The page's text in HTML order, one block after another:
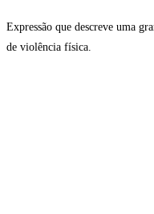
Expressão que descreve uma
de violência física.